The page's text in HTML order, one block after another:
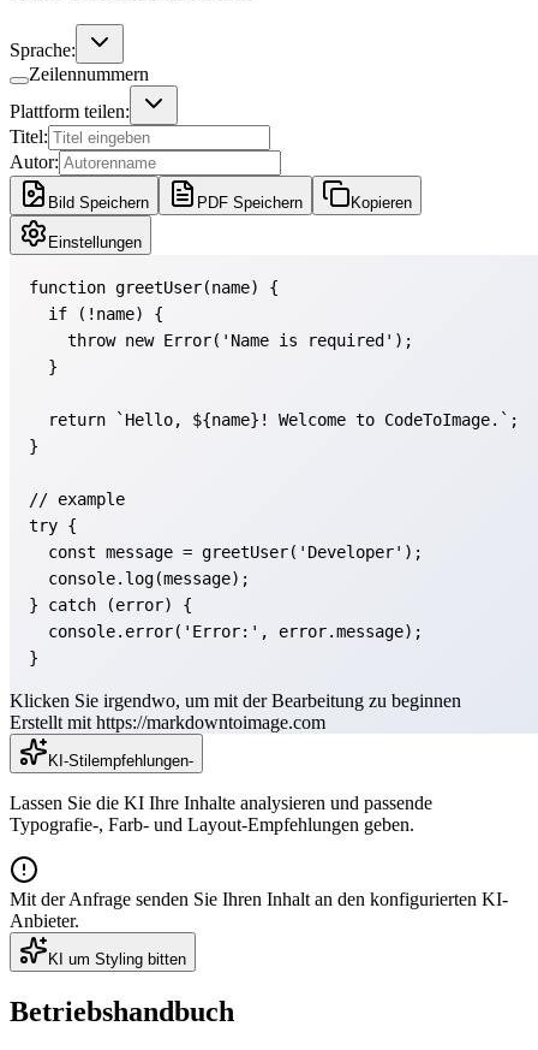
Sprache:
Zeilennummern
Plattform teilen:
Titel:
Autor:
Bild Speichern PDF Speichern Kopieren
Einstellungen
function greetUser(name)
if
throw new Error( 'Name is required'
return `Hello, ${name} ! Welcome to CodeToImage.`
// example
try
const message = greetUser( 'Developer'
console
} catch
console.error( 'Error:'
}
Klicken Sie irgendwo, um mit der Bearbeitung zu beginnen
Erstellt mit https://markdowntoimage.com
KI-Stilempfehlungen-
Lassen Sie die KI Ihre Inhalte analysieren und passende
Typografie-, Farb- und Layout-Empfehlungen geben.
Mit der Anfrage senden Sie Ihren Inhalt an den konfigurierten KI-
Anbieter.
KI um Styling bitten
Betriebshandbuch